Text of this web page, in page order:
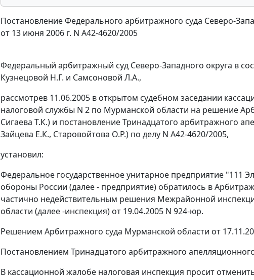
Постановление Федерального арбитражного суда Северо-
от 13 июня 2006 г. N А42-4620/2005
Федеральный арбитражный суд Северо-Западного округа в
Кузнецовой Н.Г. и Самсоновой Л.А.,
рассмотрев 11.06.2005 в открытом судебном заседании
налоговой службы N 2 по Мурманской области на решение
Сигаева Т.К.) и постановление Тринадцатого арбитражного
Зайцева Е.К., Старовойтова О.Р.) по делу N А42-4620/2005,
установил:
Федеральное государственное унитарное предприятие "111
обороны России (далее - предприятие) обратилось в
частично недействительным решения Межрайонной
области (далее -инспекция) от 19.04.2005 N 924-юр.
Решением Арбитражного суда Мурманской области от
Постановлением Тринадцатого арбитражного
В кассационной жалобе налоговая инспекция просит